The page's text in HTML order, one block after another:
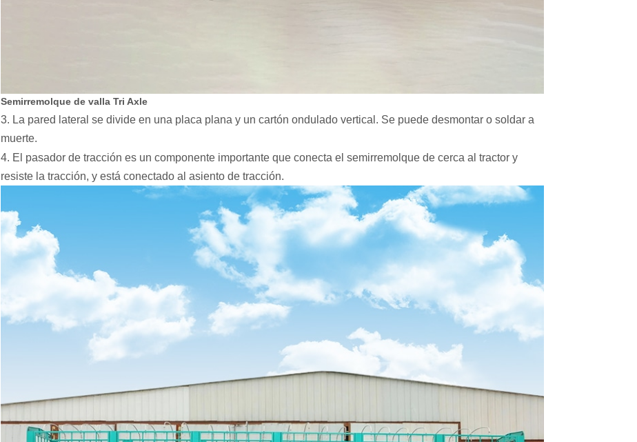
Semirremolque de valla Tri Axle
3. La pared lateral se divide en una placa plana y un cartón ondulado vertical. Se puede desmontar o soldar a
muerte.
4. El pasador de tracción es un componente importante que conecta el semirremolque de cerca al tractor y
resiste la tracción, y está conectado al asiento de tracción.